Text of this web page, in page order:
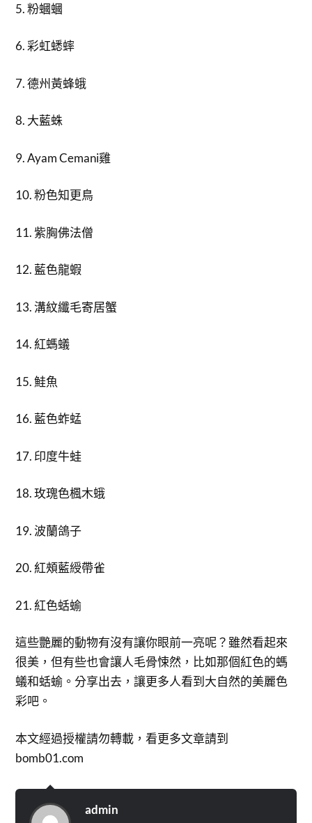
5. 粉蟈蟈
6. 彩虹蟋蟀
7. 德州黃蜂蛾
8. 大藍蛛
9. Ayam Cemani雞
10. 粉色知更鳥
11. 紫胸佛法僧
12. 藍色龍蝦
13. 溝紋纖毛寄居蟹
14. 紅螞蟻
15. 鮭魚
16. 藍色蚱蜢
17. 印度牛蛙
18. 玫瑰色楓木蛾
19. 波蘭鴿子
20. 紅頰藍綬帶雀
21. 紅色蛞蝓
這些艷麗的動物有沒有讓你眼前一亮呢？雖然看起來
很美，但有些也會讓人毛骨悚然，比如那個紅色的螞
蟻和蛞蝓。分享出去，讓更多人看到大自然的美麗色
彩吧。
本文經過授權請勿轉載，看更多文章請到
bomb01.com
admin